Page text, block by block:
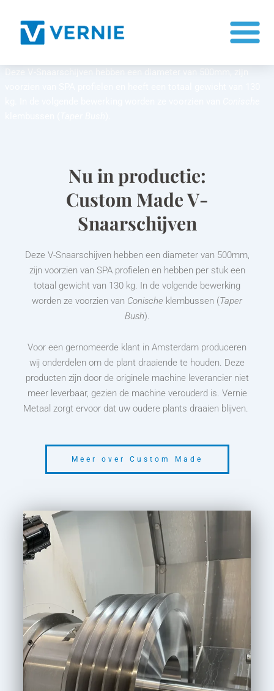
Deze V-Snaarschijven hebben een diameter van 500mm, zijn
Nu in productie:
Custom Made V-
Snaarschijven
Deze V-Snaarschijven hebben een diameter van 500mm,
zijn voorzien van SPA profielen en hebben per stuk een
totaal gewicht van 130 kg. In de volgende bewerking
worden ze voorzien van Conische klembussen (Taper
Bush).
Voor een gernomeerde klant in Amsterdam produceren
wij onderdelen om de plant draaiende te houden. Deze
producten zijn door de originele machine leverancier niet
meer leverbaar, gezien de machine verouderd is. Vernie
Metaal zorgt ervoor dat uw oudere plants draaien blijven.
Meer over Custom Made